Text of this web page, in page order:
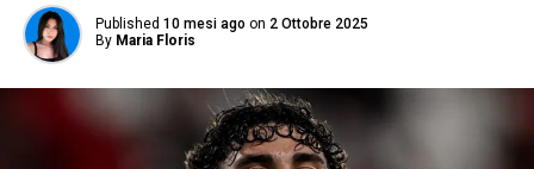
Published 10 mesi ago on 2 Ottobre 2025
By Maria Floris